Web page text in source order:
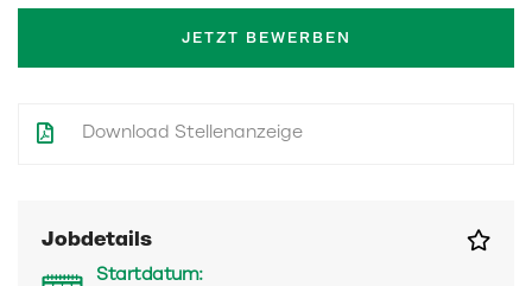
JETZT BEWERBEN
Download Stellenanzeige
Jobdetails
Startdatum: